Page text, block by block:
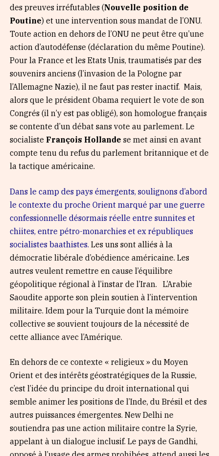
des preuves irréfutables (Nouvelle position de
Poutine) et une intervention sous mandat de l’ONU.
Toute action en dehors de l’ONU ne peut être qu’une
action d’autodéfense (déclaration du même Poutine).
Pour la France et les Etats Unis, traumatisés par des
souvenirs anciens (l’invasion de la Pologne par
l’Allemagne Nazie), il ne faut pas rester inactif. Mais,
alors que le président Obama requiert le vote de son
Congrés (il n’y est pas obligé), son homologue français
se contente d’un débat sans vote au parlement. Le
socialiste François Hollande se met ainsi en avant
compte tenu du refus du parlement britannique et de
la tactique américaine.
Dans le camp des pays émergents, soulignons d’abord
le contexte du proche Orient marqué par une guerre
confessionnelle désormais réelle entre sunnites et
chiites, entre pétro-monarchies et ex républiques
socialistes baathistes. Les uns sont alliés à la
démocratie libérale d’obédience américaine. Les
autres veulent remettre en cause l’équilibre
géopolitique régional à l’instar de l’Iran. L’Arabie
Saoudite apporte son plein soutien à l’intervention
militaire. Idem pour la Turquie dont la mémoire
collective se souvient toujours de la nécessité de
cette alliance avec l’Amérique.
En dehors de ce contexte « religieux » du Moyen
Orient et des intérêts géostratégiques de la Russie,
c’est l’idée du principe du droit international qui
semble animer les positions de l’Inde, du Brésil et des
autres puissances émergentes. New Delhi ne
soutiendra pas une action militaire contre la Syrie,
appelant à un dialogue inclusif. Le pays de Gandhi,